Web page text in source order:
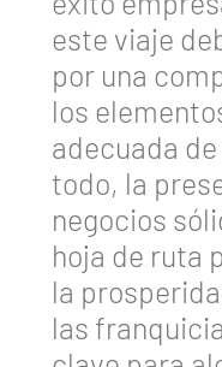
este viaje
por una
los
adecuada
todo, la
negocios
hoja de ruta
la
las